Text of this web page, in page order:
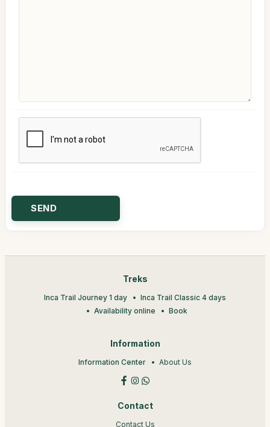
Treks
Inca Trail Journey 1 day
Inca Trail Classic 4 days
Availability online
Book
Information
Information Center About Us
Contact
Contact Us